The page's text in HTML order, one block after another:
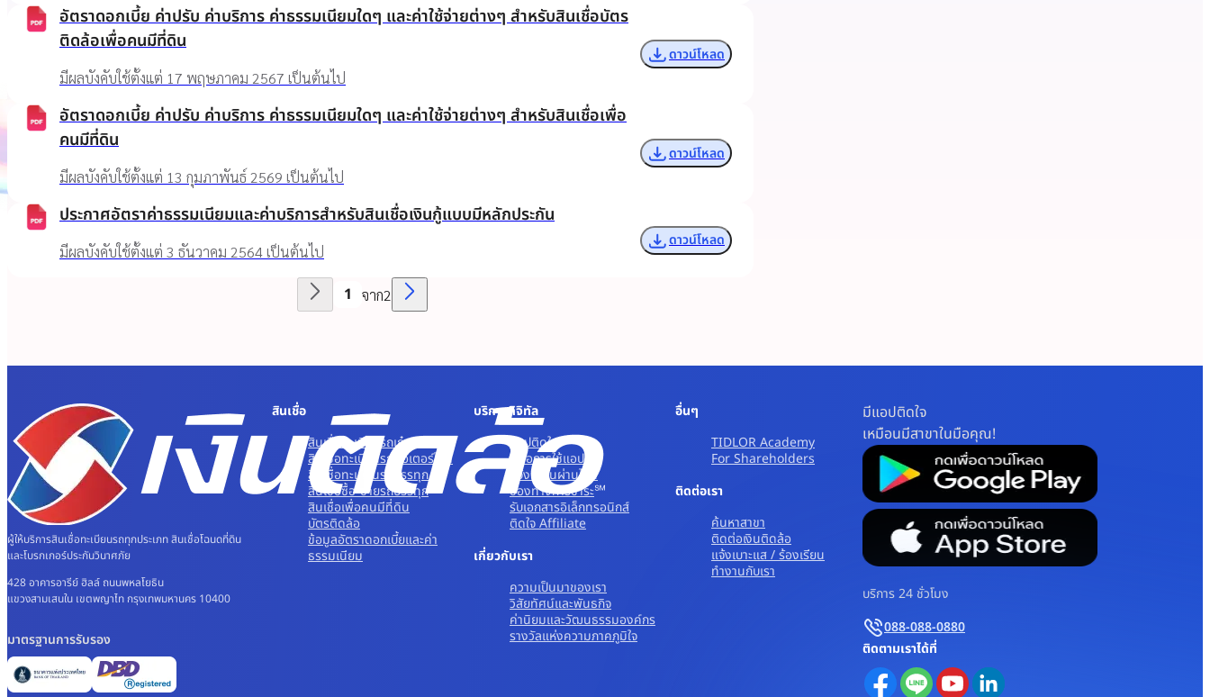
อัตราดอกเบี้ย ค่าปรับ ค่าบริการ ค่าธรรมเนียมใดๆ และค่าใช้จ่ายต่างๆ สำหรับสินเชื่อบัตร
ติดล้อเพื่อคนมีที่ดิน
มีผลบังคับใช้ตั้งแต่ 17 พฤษภาคม 2567 เป็นต้นไป
ดาวน์โหลด
อัตราดอกเบี้ย ค่าปรับ ค่าบริการ ค่าธรรมเนียมใดๆ และค่าใช้จ่ายต่างๆ สำหรับสินเชื่อเพื่อ
คนมีที่ดิน
มีผลบังคับใช้ตั้งแต่ 13 กุมภาพันธ์ 2569 เป็นต้นไป
ดาวน์โหลด
ประกาศอัตราค่าธรรมเนียมและค่าบริการสำหรับสินเชื่อเงินกู้แบบมีหลักประกัน
มีผลบังคับใช้ตั้งแต่ 3 ธันวาคม 2564 เป็นต้นไป
ดาวน์โหลด
จาก2
ผู้ให้บริการสินเชื่อทะเบียนรถทุกประเภท สินเชื่อโฉนดที่ดิน
และโบรกเกอร์ประกันวินาศภัย
428 อาคารอารีย์ ฮิลล์ ถนนพหลโยธิน
แขวงสามเสนใน เขตพญาไท กรุงเทพมหานคร 10400
มาตรฐานการรับรอง
สินเชื่อ
สินเชื่อทะเบียนรถเก๋ง - กระบะ
สินเชื่อทะเบียนรถมอเตอร์ไซค์
สินเชื่อทะเบียนรถบรรทุก
สินเชื่อซื้อ-ขายรถบรรทุก
สินเชื่อเพื่อคนมีที่ดิน
บัตรติดล้อ
ข้อมูลอัตราดอกเบี้ยและค่า
ธรรมเนียม
บริการดิจิทัล
แอปติดใจ
คู่มือการใช้แอป
แจ้งเตือนผ่านไลน์
ช่องทางการชำระ
รับเอกสารอิเล็กทรอนิกส์
ติดใจ Affiliate
เกี่ยวกับเรา
ความเป็นมาของเรา
วิสัยทัศน์และพันธกิจ
ค่านิยมและวัฒนธรรมองค์กร
รางวัลแห่งความภาคภูมิใจ
อื่นๆ
TIDLOR Academy
For Shareholders
ติดต่อเรา
ค้นหาสาขา
ติดต่อเงินติดล้อ
แจ้งเบาะแส / ร้องเรียน
ทํางานกับเรา
มีแอปติดใจ
เหมือนมีสาขาในมือคุณ!
บริการ 24 ชั่วโมง
088-088-0880
ติดตามเราได้ที่